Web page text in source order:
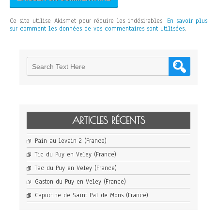
Ce site utilise Akismet pour réduire les indésirables. En savoir plus
sur comment les données de vos commentaires sont utilisées.
ARTICLES RÉCENTS
Pain au levain 2 (France)
Tic du Puy en Veley (France)
Tac du Puy en Veley (France)
Gaston du Puy en Veley (France)
Capucine de Saint Pal de Mons (France)